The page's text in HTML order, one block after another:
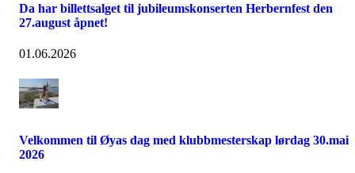
Da har billettsalget til jubileumskonserten Herbernfest den
27.august åpnet!
01.06.2026
Velkommen til Øyas dag med klubbmesterskap lørdag 30.mai
2026